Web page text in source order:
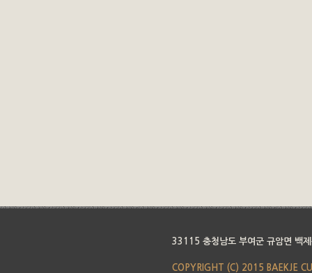
33115 충청남도 부여군 규암면 백
COPYRIGHT (C) 2015 BAEKJE